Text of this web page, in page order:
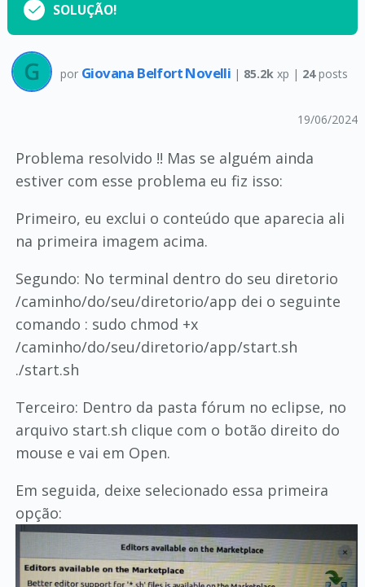
SOLUÇÃO!
por Giovana Belfort Novelli | 85.2kxp | 24posts
19/06/2024
Problema resolvido !! Mas se alguém ainda
estiver com esse problema eu fiz isso:
Primeiro, eu exclui o conteúdo que aparecia ali
na primeira imagem acima.
Segundo: No terminal dentro do seu diretorio
/caminho/do/seu/diretorio/app dei o seguinte
comando : sudo chmod +x
/caminho/do/seu/diretorio/app/start.sh
./start.sh
Terceiro: Dentro da pasta fórum no eclipse, no
arquivo start.sh clique com o botão direito do
mouse e vai em Open.
Em seguida, deixe selecionado essa primeira
opção: